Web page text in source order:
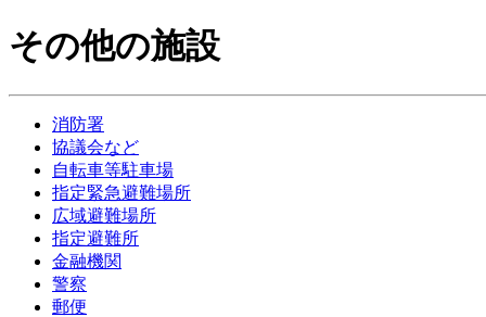
その他の施設
消防署
協議会など
自転車等駐車場
指定緊急避難場所
広域避難場所
指定避難所
金融機関
警察
郵便